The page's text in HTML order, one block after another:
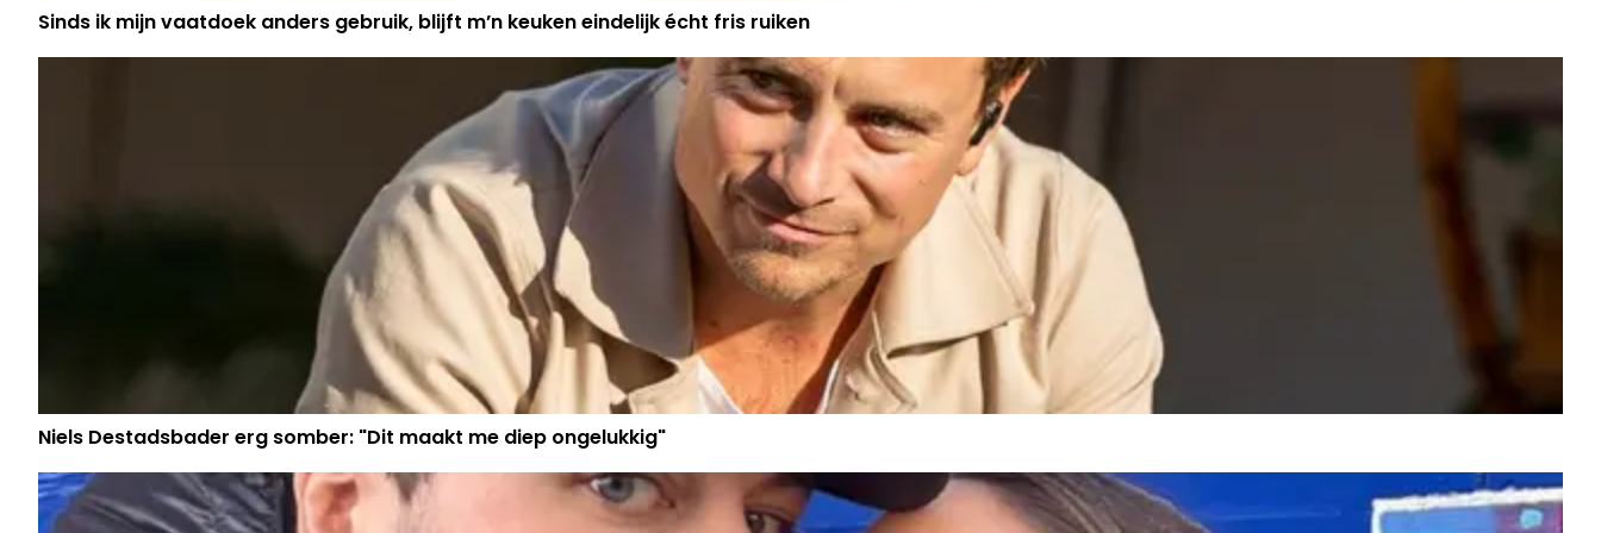
Sinds ik mijn vaatdoek anders gebruik, blijft m’n keuken eindelijk écht fris ruiken
Niels Destadsbader erg somber: "Dit maakt me diep ongelukkig"